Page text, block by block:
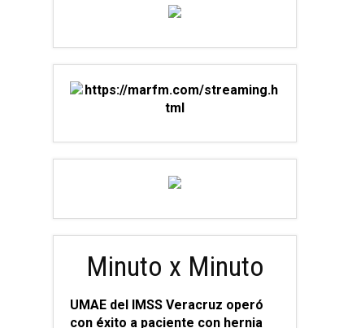
Minuto x Minuto
UMAE del IMSS Veracruz operó
con éxito a paciente con hernia